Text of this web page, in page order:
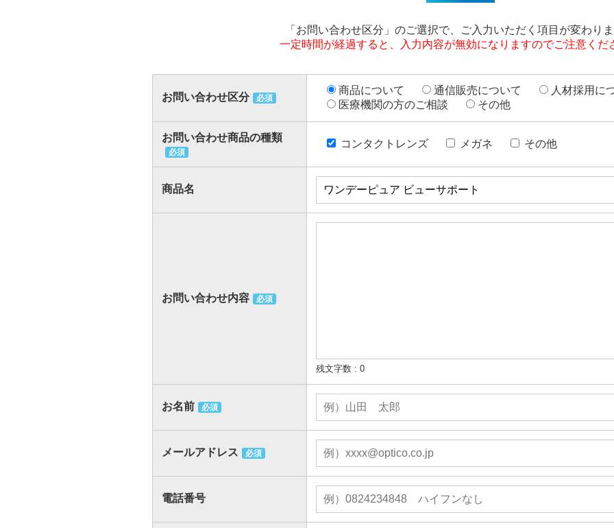
「お問い合わせ区分」のご選択で、ご入力いただく項目が変わりま
一定時間が経過すると、入力内容が無効になりますのでご注意くだ
お問い合わせ区分 必須
商品について 通信販売について
人材採用に
医療機関の方のご相談
その他
お問い合わせ商品の種類
必須
コンタクトレンズ メガネ その他
商品名
お問い合わせ内容 必須
残文字数 : 0
お名前 必須
メールアドレス 必須
電話番号